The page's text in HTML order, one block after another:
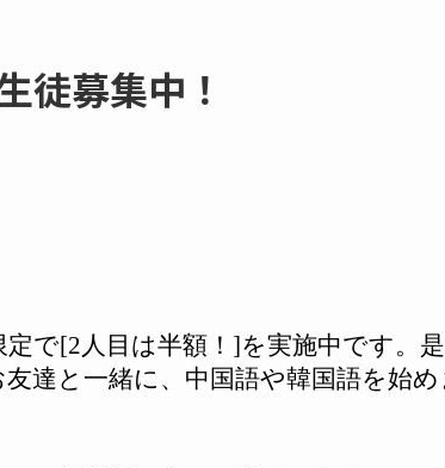
徒募集中 ！
定で[2人目は半額！ ]を実施中です。
達と一緒に、中国語や韓国語を始め